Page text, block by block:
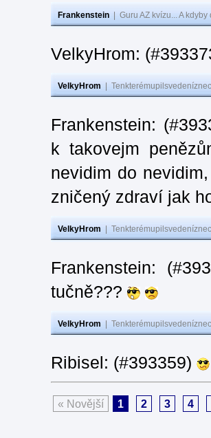
Frankenstein Guru AZ kvízu... A
VelkyHrom:
VelkyHrom
Frankenstein:
k takovejm
nevidim do
zničený zdraví jak
VelkyHrom
Frankenstein:
tučně???
VelkyHrom
Ribisel: (#393359)
« Novější 1 2 3 4